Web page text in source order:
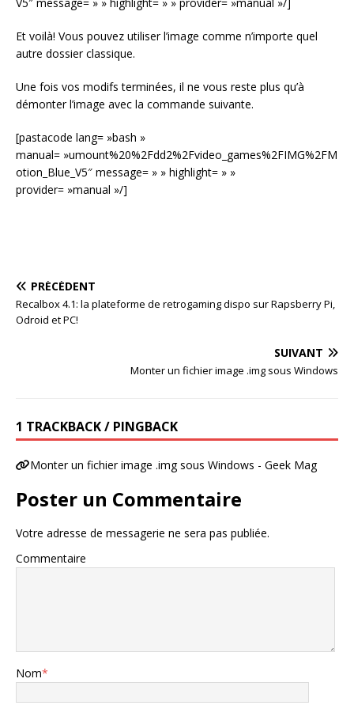
Et voilà! Vous pouvez utiliser l’image comme n’importe quel
autre dossier classique.
Une fois vos modifs terminées, il ne vous reste plus qu’à
démonter l’image avec la commande suivante.
[pastacode lang= »bash »
manual= »umount%20%2Fdd2%2Fvideo_games%2FIMG%2FM
otion_Blue_V5″ message= » » highlight= » »
provider= »manual »/]
PRÉCÉDENT
Recalbox 4.1: la plateforme de retrogaming dispo sur Rapsberry Pi,
Odroid et PC!
SUIVANT
Monter un fichier image .img sous Windows
1 TRACKBACK / PINGBACK
Monter un fichier image .img sous Windows - Geek Mag
Poster un Commentaire
Votre adresse de messagerie ne sera pas publiée.
Commentaire
Nom*